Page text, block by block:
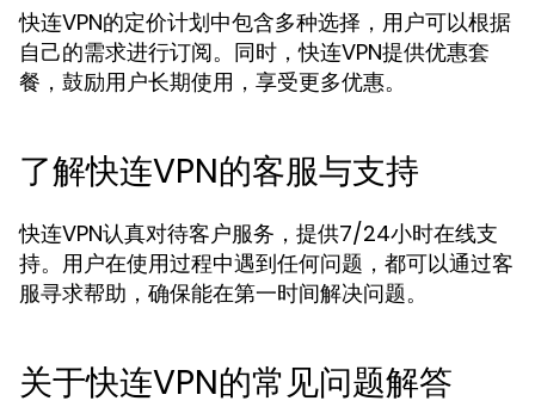
快连VPN的定价计划中包含多种选择，用户可以根据
自己的需求进行订阅。同时，快连VPN提供优惠套
餐，鼓励用户长期使用，享受更多优惠。
了解快连VPN的客服与支持
快连VPN认真对待客户服务，提供7/24小时在线支
持。用户在使用过程中遇到任何问题，都可以通过客
服寻求帮助，确保能在第一时间解决问题。
关于快连VPN的常见问题解答